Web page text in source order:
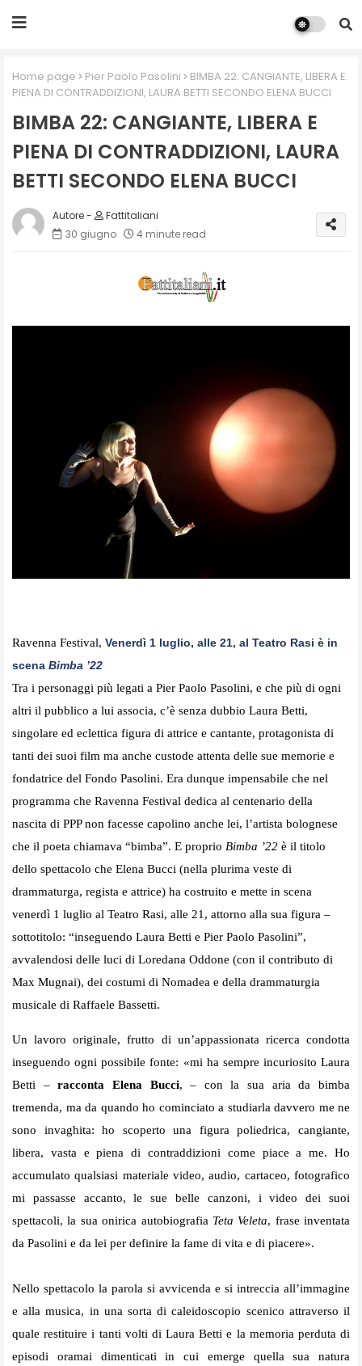
Home page Pier Paolo Pasolini
BIMBA 22: CANGIANTE, LIBERA E
PIENA DI CONTRADDIZIONI, LAURA BETTI SECONDO ELENA BUCCI
BIMBA 22: CANGIANTE, LIBERA E
PIENA DI CONTRADDIZIONI, LAURA
BETTI SECONDO ELENA BUCCI
Fattitaliani
30 giugno
4 minute read
Ravenna Festival, Venerdì 1 luglio, alle 21, al Teatro Rasi è in
scena Bimba ’22
Tra i personaggi più legati a Pier Paolo Pasolini, e che più di ogni
altri il pubblico a lui associa, c’è senza dubbio Laura Betti,
singolare ed eclettica figura di attrice e cantante, protagonista di
tanti dei suoi film ma anche custode attenta delle sue memorie e
fondatrice del Fondo Pasolini. Era dunque impensabile che nel
programma che Ravenna Festival dedica al centenario della
nascita di PPP non facesse capolino anche lei, l’artista bolognese
che il poeta chiamava “bimba”. E proprio Bimba ’22 è il titolo
dello spettacolo che Elena Bucci (nella plurima veste di
drammaturga, regista e attrice) ha costruito e mette in scena
venerdì 1 luglio al Teatro Rasi, alle 21, attorno alla sua figura –
sottotitolo: “inseguendo Laura Betti e Pier Paolo Pasolini”,
avvalendosi delle luci di Loredana Oddone (con il contributo di
Max Mugnai), dei costumi di Nomadea e della drammaturgia
musicale di Raffaele Bassetti.
Un lavoro originale, frutto di un’appassionata ricerca condotta
inseguendo ogni possibile fonte: «mi ha sempre incuriosito Laura
Betti –
racconta Elena Bucci, – con la sua aria da bimba
tremenda, ma da quando ho cominciato a studiarla davvero me ne
sono invaghita: ho scoperto una figura poliedrica, cangiante,
libera, vasta e piena di contraddizioni come piace a me. Ho
accumulato qualsiasi materiale video, audio, cartaceo, fotografico
mi passasse accanto, le sue belle canzoni, i video dei suoi
spettacoli, la sua onirica autobiografia Teta Veleta, frase inventata
da Pasolini e da lei per definire la fame di vita e di piacere».
Nello spettacolo la parola si avvicenda e si intreccia all’immagine
e alla musica, in una sorta di caleidoscopio scenico attraverso il
quale restituire i tanti volti di Laura Betti e la memoria perduta di
episodi oramai dimenticati in cui emerge quella sua natura